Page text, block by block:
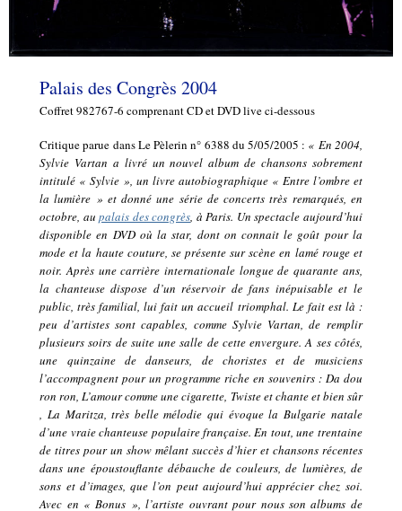
Palais des Congrès 2004
Coffret 982767-6 comprenant CD et DVD live ci-dessous
Critique parue dans Le Pèlerin n° 6388 du 5/05/2005 : « En 2004,
Sylvie Vartan a livré un nouvel album de chansons sobrement
intitulé « Sylvie », un livre autobiographique « Entre l’ombre et
la lumière » et donné une série de concerts très remarqués, en
octobre, aupalais des congrès, à Paris. Un spectacle aujourd’hui
disponible en DVD où la star, dont on connait le goût pour la
mode et la haute couture, se présente sur scène en lamé rouge et
noir. Après une carrière internationale longue de quarante ans,
la chanteuse dispose d’un réservoir de fans inépuisable et le
public, très familial, lui fait un accueil triomphal. Le fait est là :
peu d’artistes sont capables, comme Sylvie Vartan, de remplir
plusieurs soirs de suite une salle de cette envergure. A ses côtés,
une quinzaine de danseurs, de choristes et de musiciens
l’accompagnent pour un programme riche en souvenirs : Da dou
ron ron, L’amour comme une cigarette, Twiste et chante et bien sûr
, La Maritza, très belle mélodie qui évoque la Bulgarie natale
d’une vraie chanteuse populaire française. En tout, une trentaine
de titres pour un show mêlant succès d’hier et chansons récentes
dans une époustouflante débauche de couleurs, de lumières, de
sons et d’images, que l’on peut aujourd’hui apprécier chez soi.
Avec en « Bonus », l’artiste ouvrant pour nous son albums de